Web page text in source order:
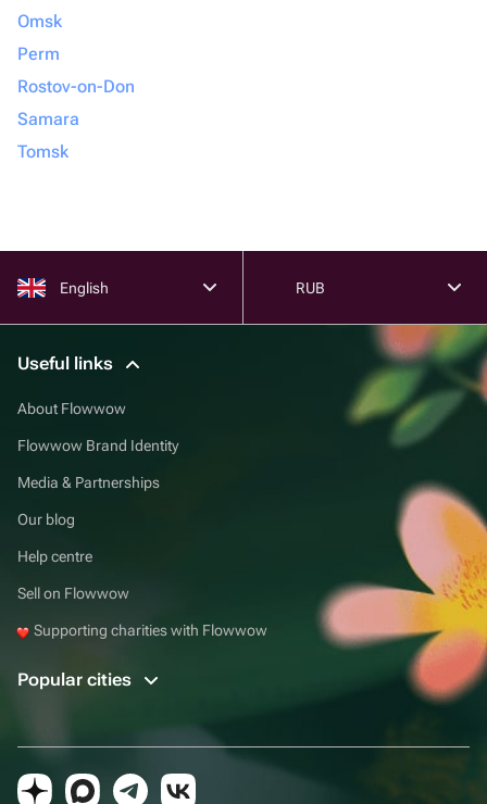
Omsk
Perm
Rostov-on-Don
Samara
Tomsk
English RUB
Useful links
About Flowwow
Flowwow Brand Identity
Media & Partnerships
Our blog
Help centre
Sell on Flowwow
Supporting charities with Flowwow
Popular cities